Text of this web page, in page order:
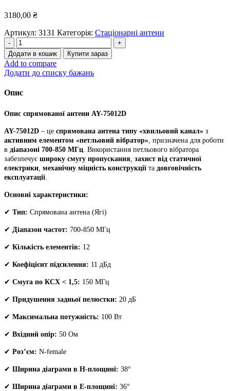
3180,00 ₴
Артикул: 3131 Категорія: Стаціонарні антени
Антена
спрямована
AY-
75012D,
700-
МГц,
дБд,
петльовим
вібратором
12
ел.
кількість
Додати в кошик Купити зараз
Add to compare
Додати до списку бажань
Опис
Опис спрямованої антени AY-75012D
AY-75012D – це спрямована антена типу «хвильовий канал» з
активним елементом «петльовий вібратор» , призначена для роботи
в діапазоні 700-850 МГц . Використання петльового вібратора
забезпечує широку смугу пропускання захист від статичної
електрики механічну міцність конструкції та довговічність
експлуатації
Основні характеристики:
✔ Тип: Спрямована антена (Ягі)
✔ Діапазон частот: 700-850 МГц
✔ Кількість елементів: 12
✔ Коефіцієнт підсилення: 11 дБд
✔ Смуга по КСХ < 1,5: 150 МГц
✔ Придушення задньої пелюстки: 20 дБ
✔ Максимальна потужність: 100 Вт
✔ Вхідний опір: 50 Ом
✔ Роз’єм: N-female
✔ Ширина діаграми в Н-площині: 38°
✔ Ширина діаграми в Е-площині: 36°